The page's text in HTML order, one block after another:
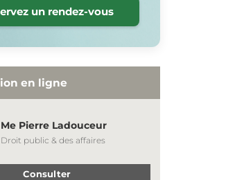
un rendez-vous
en ligne
Me Pierre Ladouceur
Droit public & des affaires
Consulter